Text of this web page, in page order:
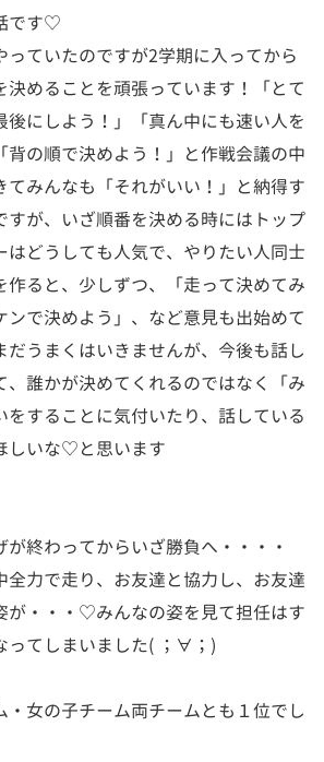
です♡
っていたのですが2学期に入ってから
決めることを頑張っています！「とて
後にしよう！」「真ん中にも速い人を
背の順で決めよう！」と作戦会議の中
てみんなも「それがいい！」と納得す
すが、いざ順番を決める時にはトップ
はどうしても人気で、やりたい人同士
作ると、少しずつ、「走って決めてみ
ンで決めよう」、など意見も出始めて
うまくはいきませんが、今後も話し
、誰かが決めてくれるのではなく「み
をすることに気付いたり、話している
しいな♡と思います
終わってからいざ勝負へ・・・・
全力で走り、お友達と協力し、お友達
が・・・♡みんなの姿を見て担任はす
ってしまいました( ；∀；)
・女の子チーム両チームとも１位でし